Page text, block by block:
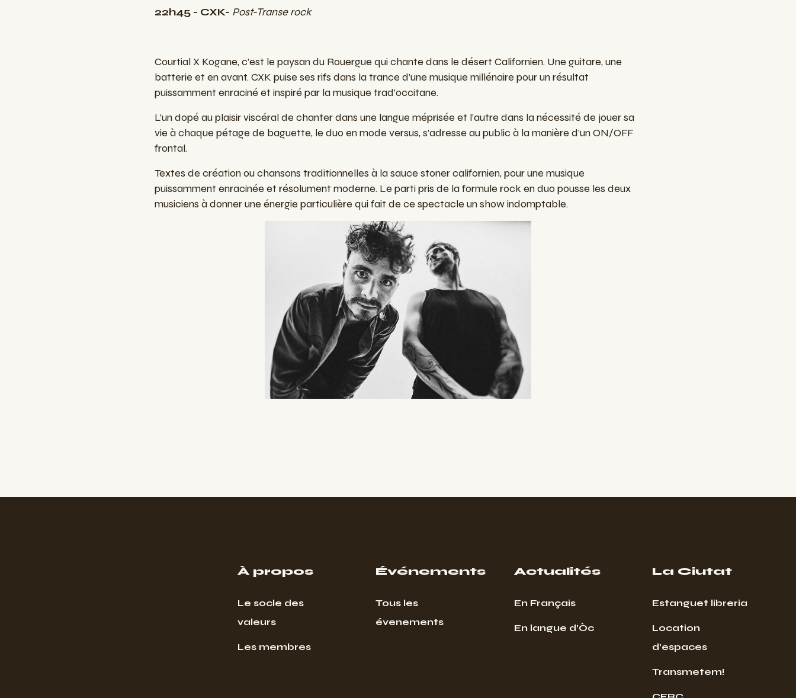
22h45 - CXK- Post-Transe rock
Courtial X Kogane, c’est le paysan du Rouergue qui chante dans le désert Californien. Une guitare, une
batterie et en avant. CXK puise ses rifs dans la trance d’une musique millénaire pour un résultat
puissamment enraciné et inspiré par la musique trad’occitane.
L’un dopé au plaisir viscéral de chanter dans une langue méprisée et l’autre dans la nécessité de jouer sa
vie à chaque pétage de baguette, le duo en mode versus, s’adresse au public à la manière d’un ON/OFF
frontal.
Textes de création ou chansons traditionnelles à la sauce stoner californien, pour une musique
puissamment enracinée et résolument moderne. Le parti pris de la formule rock en duo pousse les deux
musiciens à donner une énergie particulière qui fait de ce spectacle un show indomptable.
À propos
Le socle des
valeurs
Les membres
Événements
Tous les
évenements
Actualités
En Français
En langue d’Òc
La Ciutat
Estanguet libreria
Location
d’espaces
Transmetem!